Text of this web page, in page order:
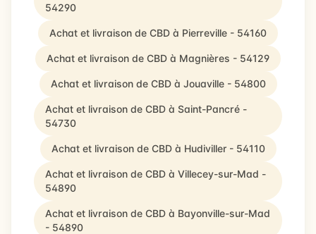
54290
Achat et livraison de CBD à Pierreville - 54160
Achat et livraison de CBD à Magnières - 54129
Achat et livraison de CBD à Jouaville - 54800
Achat et livraison de CBD à Saint-Pancré -
54730
Achat et livraison de CBD à Hudiviller - 54110
Achat et livraison de CBD à Villecey-sur-Mad -
54890
Achat et livraison de CBD à Bayonville-sur-Mad
- 54890